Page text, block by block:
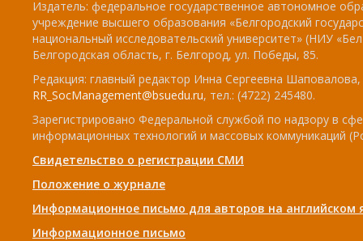
Издатель: федеральное государственное автономное
учреждение высшего образования «Белгородский
национальный исследовательский университет» (НИУ
Белгородская область, г. Белгород, ул. Победы, 85.
Редакция: главный редактор Инна Сергеевна
RR_SocManagement@bsuedu.ru, тел.: (4722) 245480.
Зарегистрировано Федеральной службой по надзору в
информационных технологий и массовых коммуникаций
Свидетельство о регистрации СМИ
Положение о журнале
Информационное письмо для авторов на английском
Информационное письмо